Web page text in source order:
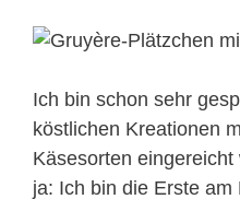
Ich bin schon sehr
köstlichen Kreationen
Käsesorten
ja: Ich bin die Erste am